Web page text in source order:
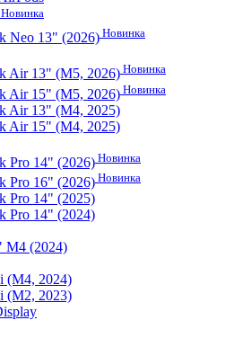
Новинка
Neo 13" (2026) Новинка
Air 13" (M5, 2026) Новинка
Air 15" (M5, 2026) Новинка
Air 13" (M4, 2025)
Air 15" (M4, 2025)
Pro 14" (2026) Новинка
Pro 16" (2026) Новинка
Pro 14" (2025)
Pro 14" (2024)
M4 (2024)
(M4, 2024)
(M2, 2023)